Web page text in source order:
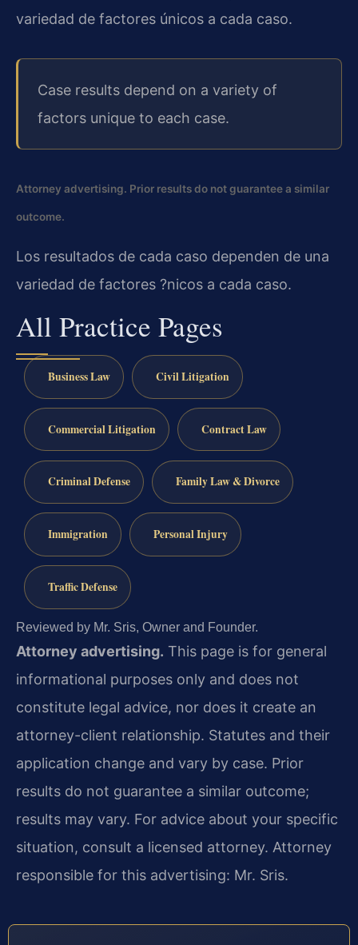
variedad de factores únicos a cada caso.
Case results depend on a variety of
factors unique to each case.
Attorney advertising. Prior results do not guarantee a similar
outcome.
Los resultados de cada caso dependen de una
variedad de factores ?nicos a cada caso.
All Practice Pages
Business Law Civil Litigation
Commercial Litigation Contract Law
Criminal Defense Family Law & Divorce
Immigration Personal Injury
Traffic Defense
Reviewed by Mr. Sris, Owner and Founder.
Attorney advertising. This page is for general
informational purposes only and does not
constitute legal advice, nor does it create an
attorney-client relationship. Statutes and their
application change and vary by case. Prior
results do not guarantee a similar outcome;
results may vary. For advice about your specific
situation, consult a licensed attorney. Attorney
responsible for this advertising: Mr. Sris.